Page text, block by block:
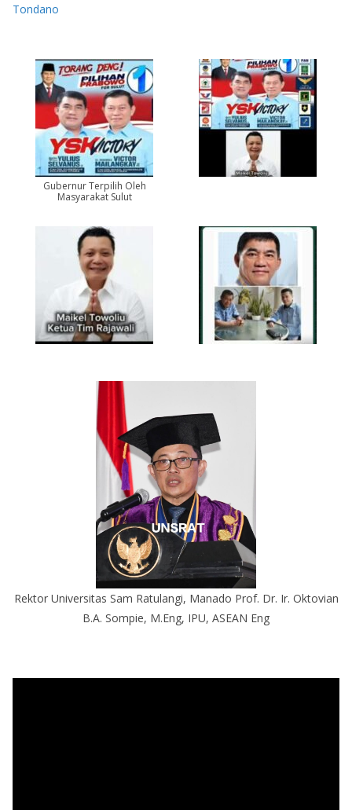
Tondano
Gubernur Terpilih Oleh
Masyarakat Sulut
Rektor Universitas Sam Ratulangi, Manado Prof. Dr. Ir. Oktovian
B.A. Sompie, M.Eng, IPU, ASEAN Eng